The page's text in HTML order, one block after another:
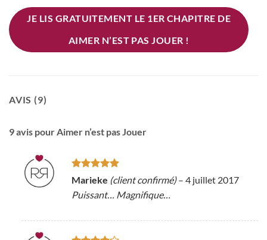
JE LIS GRATUITEMENT LE 1ER CHAPITRE DE
AIMER N’EST PAS JOUER !
AVIS (9)
9 avis pourAimer n’est pas Jouer
Note5sur
5
Marieke (client confirmé) – 4 juillet 2017
Puissant… Magnifique…